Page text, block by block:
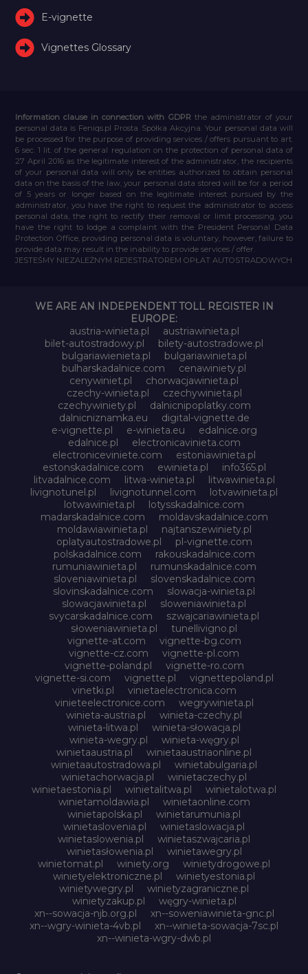
E-vignette
Vignettes Glossary
Information clause in connection with GDPR the administrator of your
personal data is Feniqs.pl Prosta Spółka Akcyjna. Your personal data will
be processed for the purpose of providing services / offers pursuant to art.
6 sec. 1 lit. of the general regulation on the protection of personal data of
27 April 2016 as the legitimate interest of the administrator, the recipients
of your personal data will only be entities authorized to obtain personal
data on the basis of the law, your personal data stored will be for a period
of 5 years or longer based on the legitimate interest pursued by the
administrator, you have the right to request the administrator to access
personal data, the right to rectify their removal or limit processing, you
have the right to lodge a complaint with the President Personal Data
Protection Office, providing personal data is voluntary, however, failure to
provide data may result in the inability to provide services / offer.
JESTEŚMY NIEZALEŻNYM REJESTRATOREM OPŁAT AUTOSTRADOWYCH
WE ARE AN INDEPENDENT TOLL REGISTER IN
EUROPE:
austria-winieta.pl
austriawinieta.pl
bilet-autostradowy.pl
bilety-autostradowe.pl
bulgariawienieta.pl
bulgariawinieta.pl
bulharskadalnice.com
cenawiniety.pl
cenywiniet.pl
chorwacjawinieta.pl
czechy-winieta.pl
czechywinieta.pl
czechywiniety.pl
dalnicnipoplatky.com
dalnicniznamka.eu
digital-vignette.de
e-vignette.pl
e-winieta.eu
edalnice.org
edalnice.pl
electronicavinieta.com
electroniceviniete.com
estoniawinieta.pl
estonskadalnice.com
ewinieta.pl
info365.pl
litvadalnice.com
litwa-winieta.pl
litwawinieta.pl
livignotunel.pl
livignotunnel.com
lotvawinieta.pl
lotwawinieta.pl
lotysskadalnice.com
madarskadalnice.com
moldavskadalnice.com
moldawiawinieta.pl
najtanszewiniety.pl
oplatyautostradowe.pl
pl-vignette.com
polskadalnice.com
rakouskadalnice.com
rumuniawinieta.pl
rumunskadalnice.com
sloveniawinieta.pl
slovenskadalnice.com
slovinskadalnice.com
slowacja-winieta.pl
slowacjawinieta.pl
sloweniawinieta.pl
svycarskadalnice.com
szwajcariawinieta.pl
słoweniawinieta.pl
tunellivigno.pl
vignette-at.com
vignette-bg.com
vignette-cz.com
vignette-pl.com
vignette-poland.pl
vignette-ro.com
vignette-si.com
vignette.pl
vignettepoland.pl
vinetki.pl
vinietaelectronica.com
vinieteelectronice.com
wegrywinieta.pl
winieta-austria.pl
winieta-czechy.pl
winieta-litwa.pl
winieta-słowacja.pl
winieta-wegry.pl
winieta-węgry.pl
winietaaustria.pl
winietaaustriaonline.pl
winietaautostradowa.pl
winietabulgaria.pl
winietachorwacja.pl
winietaczechy.pl
winietaestonia.pl
winietalitwa.pl
winietalotwa.pl
winietamoldawia.pl
winietaonline.com
winietapolska.pl
winietarumunia.pl
winietaslovenia.pl
winietaslowacja.pl
winietaslowenia.pl
winietaszwajcaria.pl
winietasłowenia.pl
winietawegry.pl
winietomat.pl
winiety.org
winietydrogowe.pl
winietyelektroniczne.pl
winietyestonia.pl
winietywegry.pl
winietyzagraniczne.pl
winietyzakup.pl
węgry-winieta.pl
xn--sowacja-njb.org.pl
xn--soweniawinieta-gnc.pl
xn--wgry-winieta-4vb.pl
xn--winieta-sowacja-7sc.pl
xn--winieta-wgry-dwb.pl